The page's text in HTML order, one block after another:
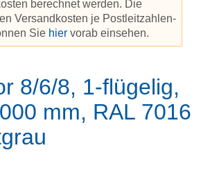
berechnet werden. Die
Versandkosten je Postleitzahlen-
Sie hier vorab einsehen.
8/6/8, 1-flügelig,
mm, RAL 7016